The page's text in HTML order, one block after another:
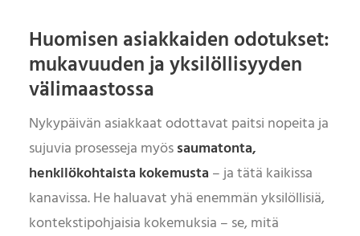
Huomisen asiakkaiden odotukset:
mukavuuden ja yksilöllisyyden
välimaastossa
Nykypäivän asiakkaat odottavat paitsi nopeita ja
sujuvia prosesseja myössaumatonta,
henkilökohtaista kokemusta – ja tätä kaikissa
kanavissa. He haluavat yhä enemmän yksilöllisiä,
kontekstipohjaisia kokemuksia – se, mitä